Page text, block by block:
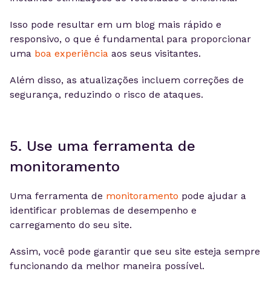
Isso pode resultar em um blog mais rápido e
responsivo, o que é fundamental para proporcionar
uma boa experiência aos seus visitantes.
Além disso, as atualizações incluem correções de
segurança, reduzindo o risco de ataques.
5. Use uma ferramenta de
monitoramento
Uma ferramenta de monitoramento pode ajudar a
identificar problemas de desempenho e
carregamento do seu site.
Assim, você pode garantir que seu site esteja sempre
funcionando da melhor maneira possível.